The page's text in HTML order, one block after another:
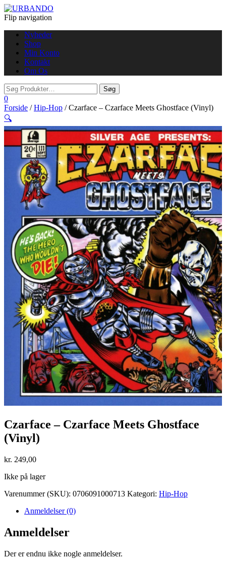
Flip navigation
Nyheder
Shop
Min Konto
Kontakt
Om Os
0
Forside /Hip-Hop / Czarface – Czarface Meets Ghostface (Vinyl)
🔍
Czarface – Czarface Meets Ghostface
(Vinyl)
kr. 249,00
Ikke på lager
Varenummer (SKU): 0706091000713 Kategori: Hip-Hop
Anmeldelser (0)
Anmeldelser
Der er endnu ikke nogle anmeldelser.